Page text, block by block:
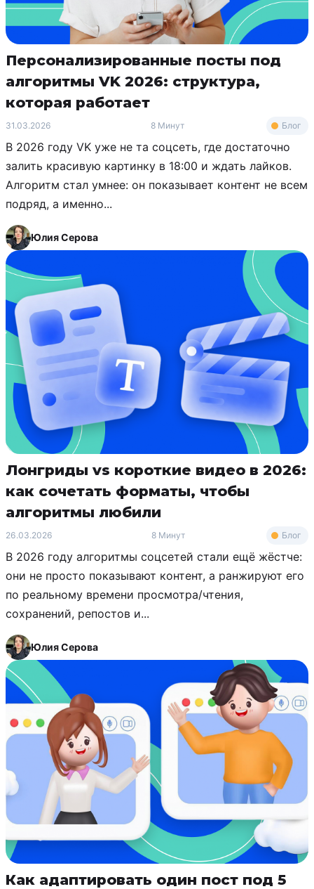
Персонализированные посты под
алгоритмы VK 2026: структура,
которая работает
31.03.2026 8 Минут Блог
В 2026 году VK уже не та соцсеть, где достаточно
залить красивую картинку в 18:00 и ждать лайков.
Алгоритм стал умнее: он показывает контент не всем
подряд, а именно...
Юлия Серова
Лонгриды vs короткие видео в 2026:
как сочетать форматы, чтобы
алгоритмы любили
26.03.2026 8 Минут Блог
В 2026 году алгоритмы соцсетей стали ещё жёстче:
они не просто показывают контент, а ранжируют его
по реальному времени просмотра/чтения,
сохранений, репостов и...
Юлия Серова
Как адаптировать один пост под 5